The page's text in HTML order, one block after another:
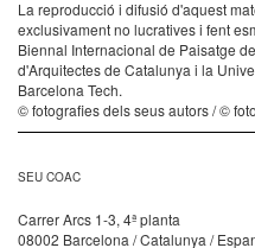
La reproducció i difusió d'aquest
exclusivament no lucratives i fent
Biennal Internacional de Paisatge
d'Arquitectes de Catalunya i la
Barcelona Tech.
© fotografies dels seus autors / ©
SEU COAC
Carrer Arcs 1-3, 4ª planta
08002 Barcelona / Catalunya /